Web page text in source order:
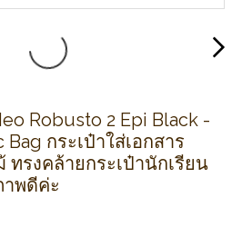
Robusto 2 Epi Black -
กระเป๋าใส่เอกสาร
ทรงคล้ายกระเป๋านักเรียน
พดีค่ะ